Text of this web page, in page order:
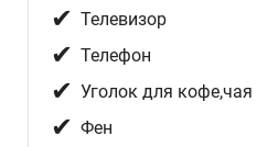
✔ Телевизор
✔ Телефон
✔ Уголок для кофе,чая
✔ Фен